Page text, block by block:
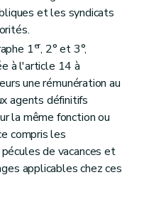
et les syndicats
1er, 2° et 3°,
à l'article 14 à
une rémunération au
agents définitifs
la même fonction ou
compris les
de vacances et
applicables chez ces